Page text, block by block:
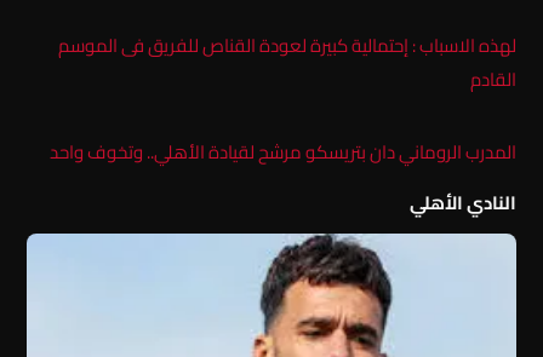
لهذه الاسباب : إحتمالية كبيرة لعودة القناص للفريق فى الموسم
القادم
المدرب الروماني دان بتريسكو مرشح لقيادة الأهلي.. وتخوف واحد
النادي الأهلي